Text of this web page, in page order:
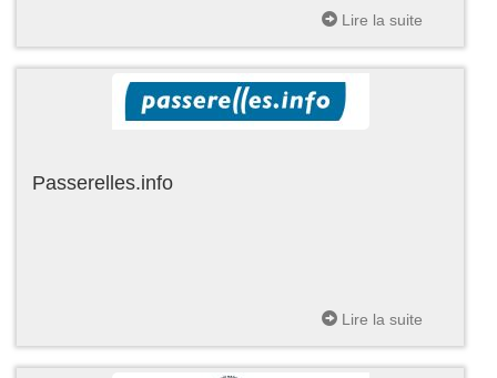
Lire la suite
Passerelles.info
Lire la suite